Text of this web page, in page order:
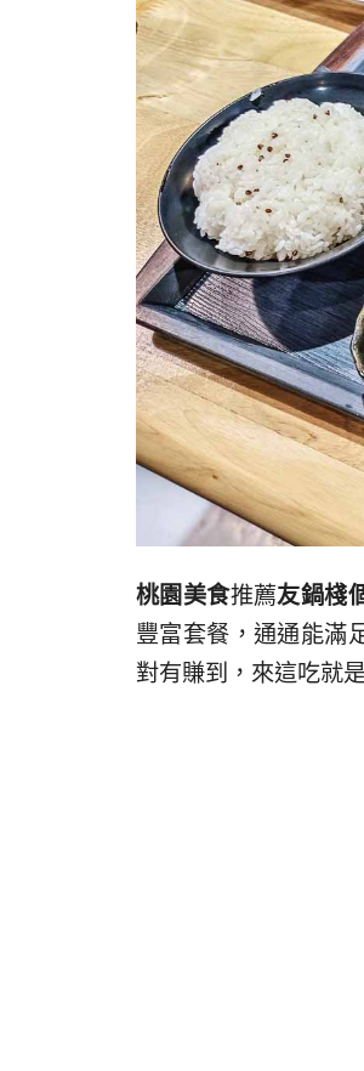
桃園美食推薦友鍋棧
豐富套餐，通通能滿
對有賺到，來這吃就是